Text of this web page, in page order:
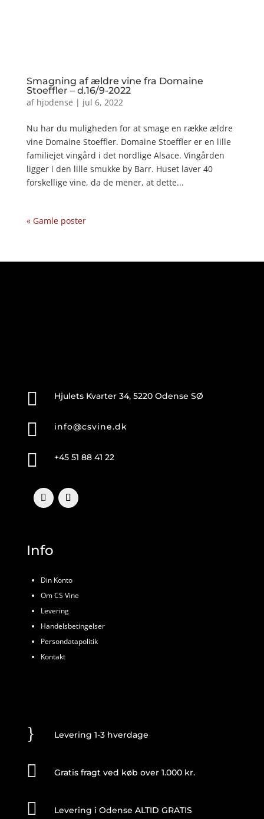
Smagning af ældre vine fra Domaine
Stoeffler – d.16/9-2022
af hjodense | jul 6, 2022
Nu har du muligheden for at smage en række ældre
vine Domaine Stoeffler. Domaine Stoeffler er en lille
familiejet vingård i det nordlige Alsace. Vingården
ligger i den lille smukke by Barr. Huset laver 40
forskellige vine, da de mener, at dette...
« Gamle poster
 Hjulets Kvarter 34, 5220 Odense SØ
 info@csvine.dk
 +45 51 88 41 22
Info
Din Konto
Om CS Vine
Levering
Handelsbetingelser
Persondatapolitik
Kontakt
} Levering 1-3 hverdage
 Gratis fragt ved køb over 1.000 kr.
 Levering i Odense ALTID GRATIS